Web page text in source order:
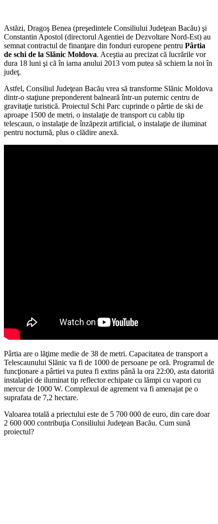
Astăzi, Dragoş Benea (preşedintele Consiliului Judeţean Bacău) şi
Constantin Apostol (directorul Agentiei de Dezvoltare Nord-Est) au
semnat contractul de finanţare din fonduri europene pentru Pârtia
de schi de la Slănic Moldova. Aceştia au precizat că lucrările vor
dura 18 luni şi că în iarna anului 2013 vom putea să schiem la noi în
judeţ.
Astfel, Consiliul Judeţean Bacău vrea să transforme Slănic Moldova
dintr-o staţiune preponderent balneară într-un puternic centru de
gravitaţie turistică. Proiectul Schi Parc cuprinde o pârtie de ski de
aproape 1500 de metri, o instalaţie de transport cu cablu tip
telescaun, o instalaţie de înzăpezit artificial, o instalaţie de iluminat
pentru nocturnă, plus o clădire anexă.
Pârtia are o lăţime medie de 38 de metri. Capacitatea de transport a
Telescaunului Slănic va fi de 1000 de persoane pe oră. Programul de
funcţionare a pârtiei va putea fi extins până la ora 22:00, asta datorită
instalaţiei de iluminat tip reflector echipate cu lămpi cu vapori cu
mercur de 1000 W. Complexul de agrement va fi amenajat pe o
suprafata de 7,2 hectare.
Valoarea totală a priectului este de 5 700 000 de euro, din care doar
2 600 000 contribuţia Consiliului Judeţean Bacău. Cum sună
proiectul?